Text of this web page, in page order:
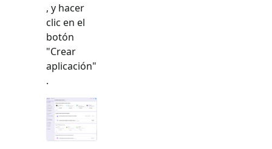
, y hacer
clic en el
botón
"Crear
aplicación"
.